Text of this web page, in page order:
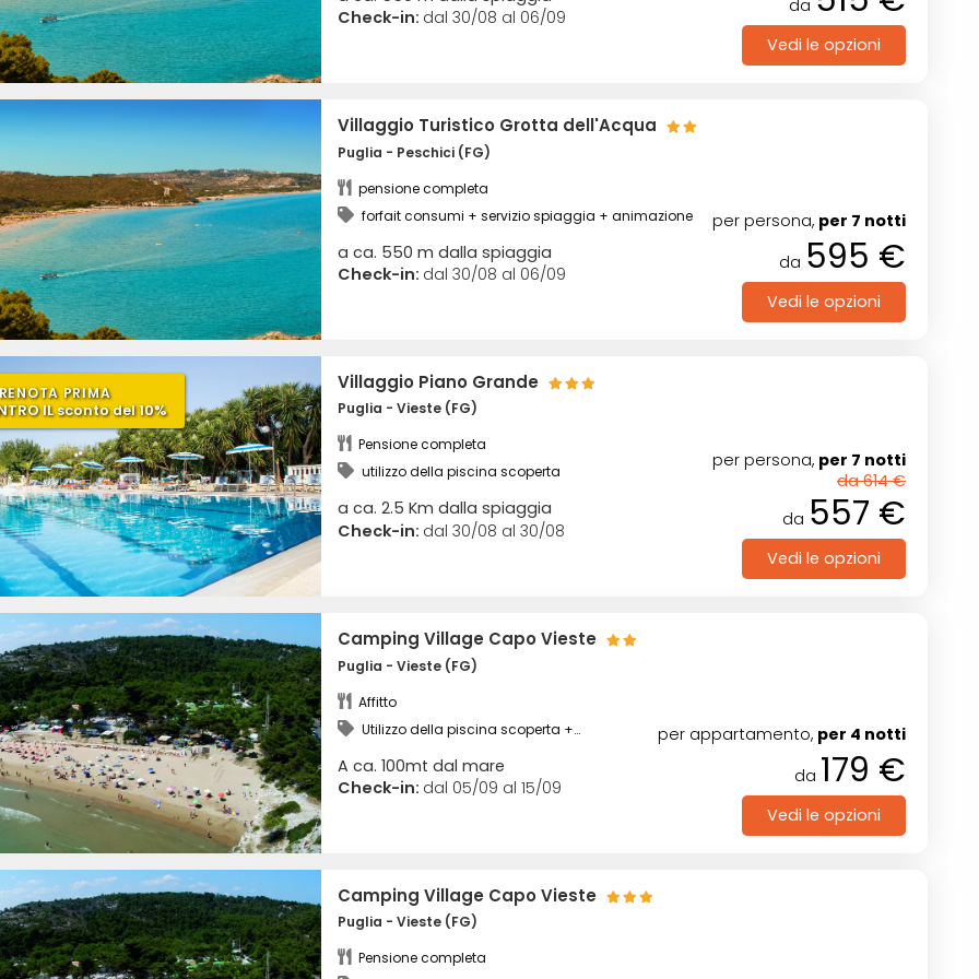
Check-in: dal 30/08 al 06/09
da
Vedi le opzioni
Villaggio Turistico Grotta dell'Acqua
Puglia - Peschici (FG)
pensione completa
forfait consumi + servizio spiaggia + animazione
a ca. 550 m dalla spiaggia
Check-in: dal 30/08 al 06/09
per persona, per 7 notti
da 595 €
Vedi le opzioni
PRIMA
IL sconto del 10%
Villaggio Piano Grande
Puglia - Vieste (FG)
Pensione completa
utilizzo della piscina scoperta
a ca. 2.5 Km dalla spiaggia
Check-in: dal 30/08 al 30/08
per persona, per 7 notti
da 614 €
da 557 €
Vedi le opzioni
Camping Village Capo Vieste
Puglia - Vieste (FG)
Affitto
Utilizzo della piscina scoperta +
A ca. 100mt dal mare
Check-in: dal 05/09 al 15/09
per appartamento, per 4 notti
da 179 €
Vedi le opzioni
Camping Village Capo Vieste
Puglia - Vieste (FG)
Pensione completa